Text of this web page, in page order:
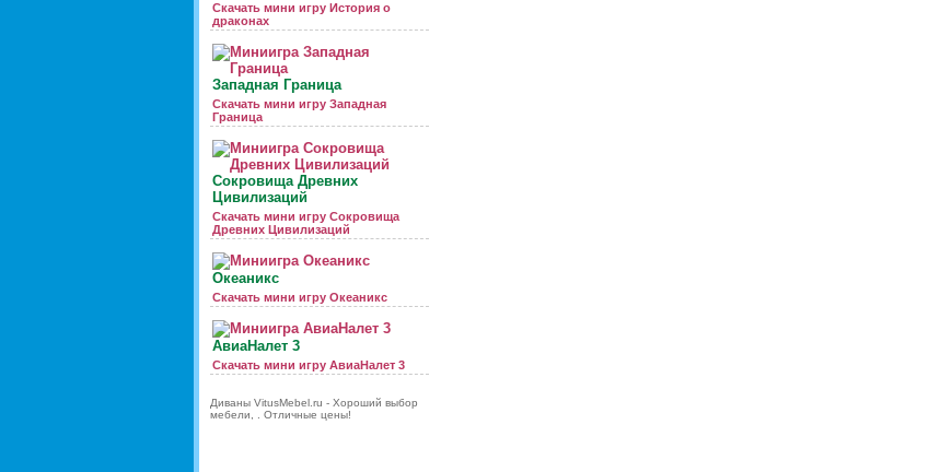
Скачать мини игру История о
драконах
Западная Граница
Скачать мини игру Западная
Граница
Сокровища Древних
Цивилизаций
Скачать мини игру Сокровища
Древних Цивилизаций
Океаникс
Скачать мини игру Океаникс
АвиаНалет 3
Скачать мини игру АвиаНалет 3
Диваны VitusMebel.ru - Хороший выбор
мебели, . Отличные цены!